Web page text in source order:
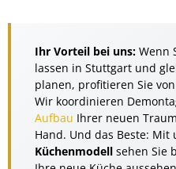
Ihr Vorteil bei uns: Wenn
lassen in Stuttgart und
planen, profitieren Sie
Wir koordinieren
Aufbau Ihrer neuen
Hand. Und das Beste: Mit
Küchenmodell sehen Sie